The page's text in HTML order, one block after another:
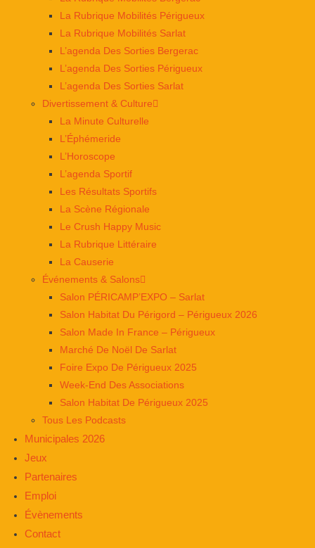
La Rubrique Mobilités Périgueux
La Rubrique Mobilités Sarlat
L’agenda Des Sorties Bergerac
L’agenda Des Sorties Périgueux
L’agenda Des Sorties Sarlat
Divertissement & Culture
La Minute Culturelle
L’Éphémeride
L’Horoscope
L’agenda Sportif
Les Résultats Sportifs
La Scène Régionale
Le Crush Happy Music
La Rubrique Littéraire
La Causerie
Événements & Salons
Salon PÉRICAMP’EXPO – Sarlat
Salon Habitat Du Périgord – Périgueux 2026
Salon Made In France – Périgueux
Marché De Noël De Sarlat
Foire Expo De Périgueux 2025
Week-End Des Associations
Salon Habitat De Périgueux 2025
Tous Les Podcasts
Municipales 2026
Jeux
Partenaires
Emploi
Évènements
Contact